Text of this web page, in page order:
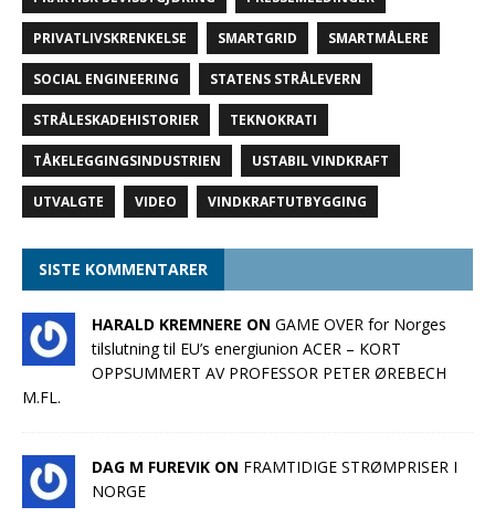
PRIVATLIVSKRENKELSE SMARTGRID SMARTMÅLERE
SOCIAL ENGINEERING STATENS STRÅLEVERN
STRÅLESKADEHISTORIER TEKNOKRATI
TÅKELEGGINGSINDUSTRIEN USTABIL VINDKRAFT
UTVALGTE VIDEO VINDKRAFTUTBYGGING
SISTE KOMMENTARER
HARALD KREMNERE ON GAME OVER for Norges
tilslutning til EU’s energiunion ACER – KORT
OPPSUMMERT AV PROFESSOR PETER ØREBECH
M.FL.
DAG M FUREVIK ON FRAMTIDIGE STRØMPRISER I
NORGE